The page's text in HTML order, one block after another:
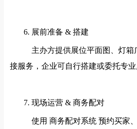
6. 展前准备 & 搭建
主办方提供展位平面图、灯箱
接服务，企业可自行搭建或委托专
7. 现场运营 & 商务配对
使用 商务配对系统 预约买家